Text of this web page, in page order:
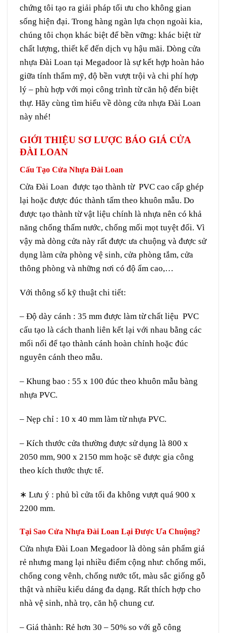
chứng tôi tạo ra giải pháp tối ưu cho không gian
sống hiện đại. Trong hàng ngàn lựa chọn ngoài kia,
chúng tôi chọn khác biệt để bền vững: khác biệt từ
chất lượng, thiết kế đến dịch vụ hậu mãi. Dòng cửa
nhựa Đài Loan tại Megadoor là sự kết hợp hoàn hảo
giữa tính thẩm mỹ, độ bền vượt trội và chi phí hợp
lý – phù hợp với mọi công trình từ căn hộ đến biệt
thự. Hãy cùng tìm hiểu về dòng cửa nhựa Đài Loan
này nhé!
GIỚI THIỆU SƠ LƯỢC BÁO GIÁ CỬA
ĐÀI LOAN
Cấu Tạo Cửa Nhựa Đài Loan
Cửa Đài Loan được tạo thành từ PVC cao cấp ghép
lại hoặc được đúc thành tấm theo khuôn mẫu. Do
được tạo thành từ vật liệu chính là nhựa nên có khả
năng chống thấm nước, chống mối mọt tuyệt đối. Vì
vậy mà dòng cửa này rất được ưa chuộng và được sử
dụng làm cửa phòng vệ sinh, cửa phòng tắm, cửa
thông phòng và những nơi có độ ẩm cao,…
Với thông số kỹ thuật chi tiết:
– Độ dày cánh : 35 mm được làm từ chất liệu PVC
cấu tạo là cách thanh liên kết lại với nhau bằng các
mối nối để tạo thành cánh hoàn chỉnh hoặc đúc
nguyên cánh theo mẫu.
– Khung bao : 55 x 100 đúc theo khuôn mẫu bàng
nhựa PVC.
– Nẹp chỉ : 10 x 40 mm làm từ nhựa PVC.
– Kích thước cửa thường được sử dụng là 800 x
2050 mm, 900 x 2150 mm hoặc sẽ được gia công
theo kích thước thực tế.
∗ Lưu ý : phủ bì cửa tối đa không vượt quá 900 x
2200 mm.
Tại Sao Cửa Nhựa Đài Loan Lại Được Ưa Chuộng?
Cửa nhựa Đài Loan Megadoor là dòng sản phẩm giá
rẻ nhưng mang lại nhiều điểm cộng như: chống mối,
chống cong vênh, chống nước tốt, màu sắc giống gỗ
thật và nhiều kiểu dáng đa dạng. Rất thích hợp cho
nhà vệ sinh, nhà trọ, căn hộ chung cư.
– Giá thành: Rẻ hơn 30 – 50% so với gỗ công